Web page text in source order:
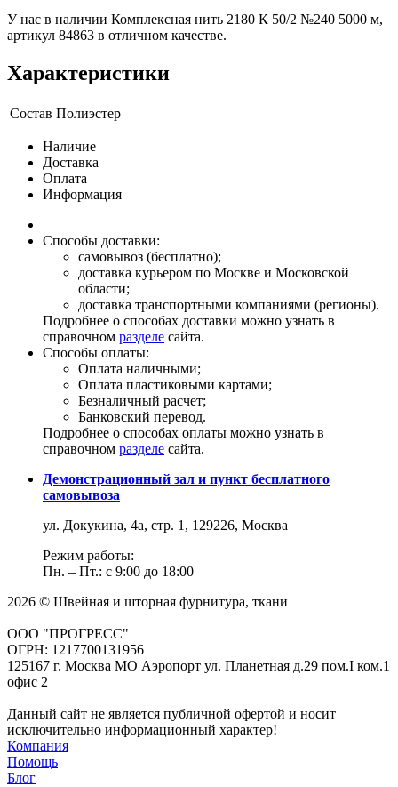
У нас в наличии Комплексная нить 2180 К 50/2 №240 5000 м,
артикул 84863 в отличном качестве.
Характеристики
Состав Полиэстер
Наличие
Доставка
Оплата
Информация
Способы доставки:
самовывоз (бесплатно);
доставка курьером по Москве и Московской
области;
доставка транспортными компаниями (регионы).
Подробнее о способах доставки можно узнать в
справочном разделе сайта.
Способы оплаты:
Оплата наличными;
Оплата пластиковыми картами;
Безналичный расчет;
Банковский перевод.
Подробнее о способах оплаты можно узнать в
справочном разделе сайта.
Демонстрационный зал и пункт бесплатного
самовывоза
ул. Докукина, 4а, стр. 1, 129226, Москва
Режим работы:
Пн. – Пт.: с 9:00 до 18:00
2026 © Швейная и шторная фурнитура, ткани
ООО "ПРОГРЕСС"
ОГРН: 1217700131956
125167 г. Москва МО Аэропорт ул. Планетная д.29 пом.I ком.1
офис 2
Данный сайт не является публичной офертой и носит
исключительно информационный характер!
Компания
Помощь
Блог